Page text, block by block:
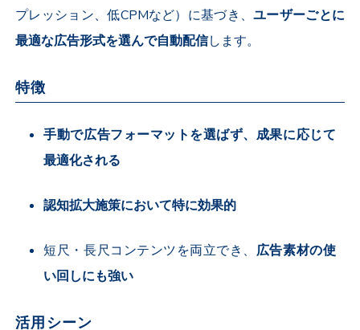
プレッション、低CPMなど）に基づき、ユーザーごとに
最適な広告形式を選んで自動配信します。
特徴
手動で広告フォーマットを選ばず、成果に応じて
最適化される
認知拡大施策において特に効果的
短尺・長尺コンテンツを両立でき、 広告素材の使
い回しにも強い
活用シーン